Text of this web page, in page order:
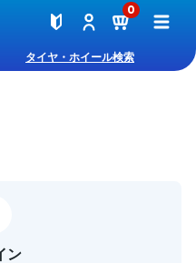
0
タイヤ・ホイール検索
ン